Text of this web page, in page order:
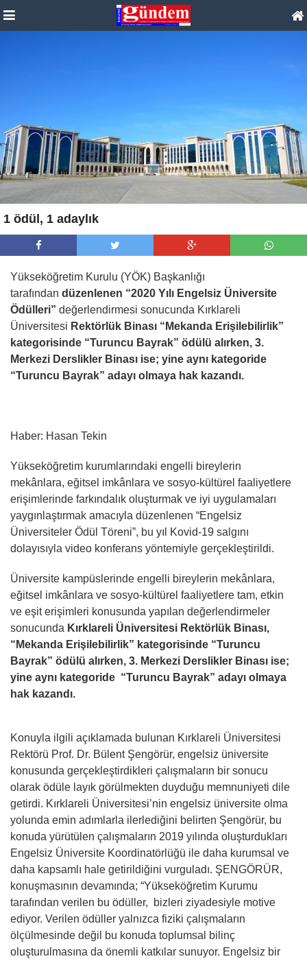
1 ödül, 1 adaylık
Yükseköğretim Kurulu (YÖK) Başkanlığı
tarafından düzenlenen “2020 Yılı Engelsiz Üniversite
Ödülleri” değerlendirmesi sonucunda Kırklareli
Üniversitesi Rektörlük Binası “Mekanda Erişilebilirlik”
kategorisinde “Turuncu Bayrak” ödülü alırken, 3.
Merkezi Derslikler Binası ise; yine aynı kategoride
“Turuncu Bayrak” adayı olmaya hak kazandı.
Haber: Hasan Tekin
Yükseköğretim kurumlarındaki engelli bireylerin
mekânlara, eğitsel imkânlara ve sosyo-kültürel faaliyetlere
erişimlerinde farkındalık oluşturmak ve iyi uygulamaları
yaygınlaştırmak amacıyla düzenlenen “Engelsiz
Üniversiteler Ödül Töreni”, bu yıl Kovid-19 salgını
dolayısıyla video konferans yöntemiyle gerçekleştirildi.
Üniversite kampüslerinde engelli bireylerin mekânlara,
eğitsel imkânlara ve sosyo-kültürel faaliyetlere tam, etkin
ve eşit erişimleri konusunda yapılan değerlendirmeler
sonucunda Kırklareli Üniversitesi Rektörlük Binası,
“Mekanda Erişilebilirlik” kategorisinde “Turuncu
Bayrak” ödülü alırken, 3. Merkezi Derslikler Binası ise;
yine aynı kategoride “Turuncu Bayrak” adayı olmaya
hak kazandı.
Konuyla ilgili açıklamada bulunan Kırklareli Üniversitesi
Rektörü Prof. Dr. Bülent Şengörür, engelsiz üniversite
konusunda gerçekleştirdikleri çalışmaların bir sonucu
olarak ödüle layık görülmekten duyduğu memnuniyeti dile
getirdi. Kırklareli Üniversitesi’nin engelsiz üniversite olma
yolunda emin adımlarla ilerlediğini belirten Şengörür, bu
konuda yürütülen çalışmaların 2019 yılında oluşturdukları
Engelsiz Üniversite Koordinatörlüğü ile daha kurumsal ve
daha kapsamlı hale getirildiğini vurguladı. ŞENGÖRÜR,
konuşmasının devamında; “Yükseköğretim Kurumu
tarafından verilen bu ödüller, bizleri ziyadesiyle motive
ediyor. Verilen ödüller yalnızca fiziki çalışmaların
ölçülmesinde değil bu konuda toplumsal bilinç
oluşturulmasına da önemli katkılar sunuyor. Engelsiz bir